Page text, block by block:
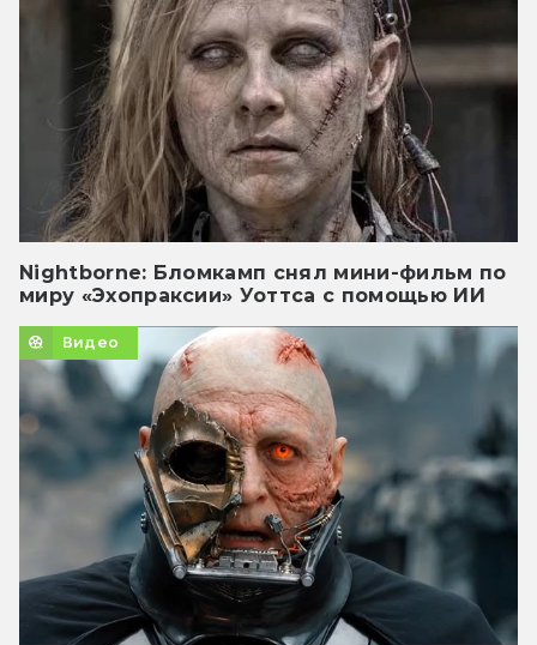
Nightborne: Бломкамп снял мини-фильм по
миру «Эхопраксии» Уоттса с помощью ИИ
Видео